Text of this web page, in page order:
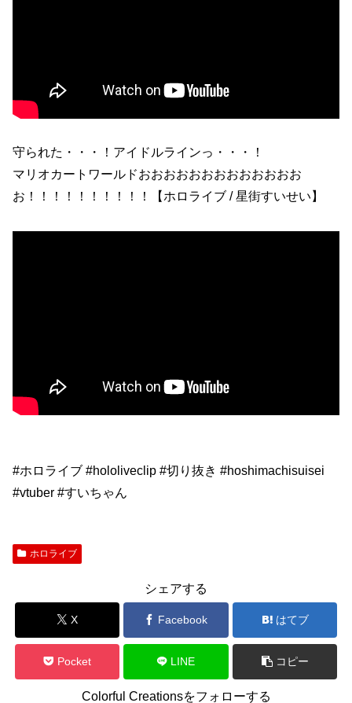
守られた・・・！アイドルラインっ・・・！
マリオカートワールドおおおおおおおおおおおおお
お！！！！！！！！！！【ホロライブ / 星街すいせい】
#ホロライブ #hololiveclip #切り抜き #hoshimachisuisei
#vtuber #すいちゃん
ホロライブ
シェアする
X Facebook はてブ
Pocket LINE コピー
Colorful Creationsをフォローする